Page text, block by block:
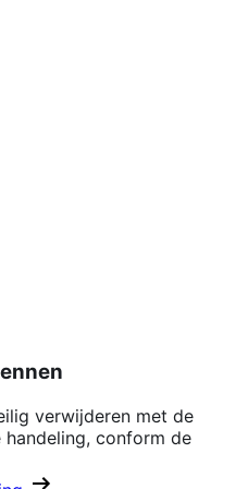
verwijderen met de
conform de